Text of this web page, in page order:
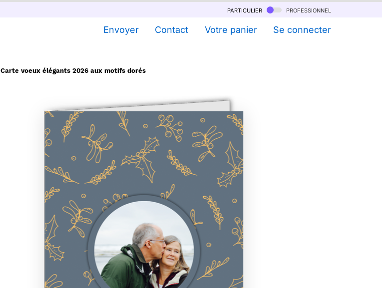
particulier professionnel
Envoyer Contact Votre panier Se connecter
Carte voeux élégants 2026 aux motifs dorés